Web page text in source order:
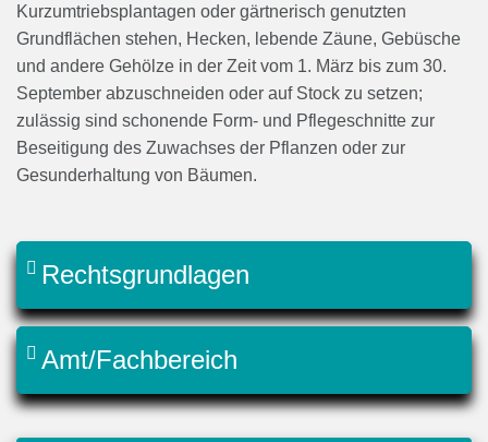
Kurzumtriebsplantagen oder gärtnerisch genutzten
Grundflächen stehen, Hecken, lebende Zäune, Gebüsche
und andere Gehölze in der Zeit vom 1. März bis zum 30.
September abzuschneiden oder auf Stock zu setzen;
zulässig sind schonende Form- und Pflegeschnitte zur
Beseitigung des Zuwachses der Pflanzen oder zur
Gesunderhaltung von Bäumen.
Rechtsgrundlagen
Amt/Fachbereich